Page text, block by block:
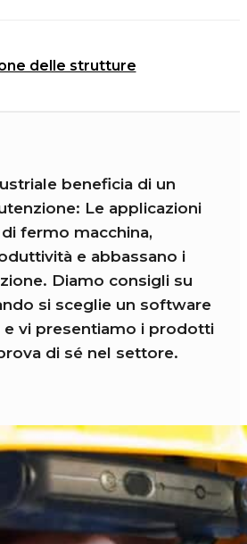
delle strutture
beneficia di un
Le applicazioni
fermo macchina,
e abbassano i
Diamo consigli su
si sceglie un software
e vi presentiamo i prodotti
di sé nel settore.